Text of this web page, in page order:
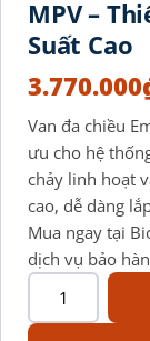
MPV –
Suất Cao
3.770.000
Van đa chiều
ưu cho hệ
chảy linh hoạt
cao, dễ dàng
Mua ngay tại
dịch vụ bảo